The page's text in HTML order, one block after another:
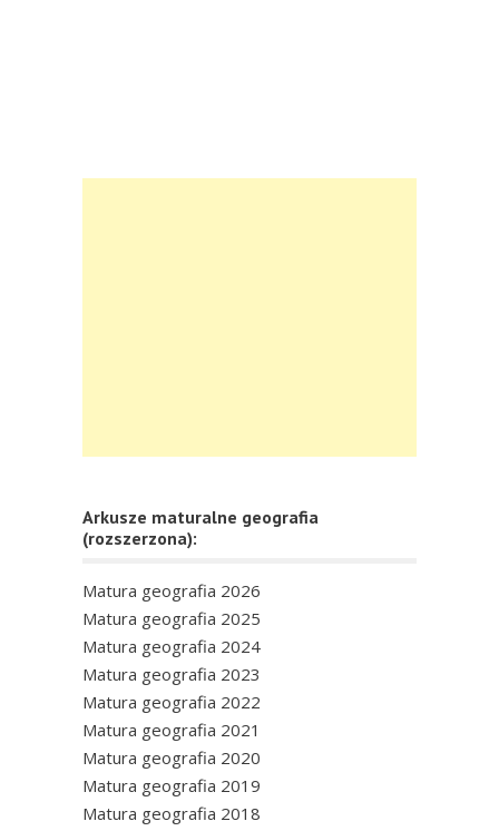
Arkusze maturalne geografia
(rozszerzona):
Matura geografia 2026
Matura geografia 2025
Matura geografia 2024
Matura geografia 2023
Matura geografia 2022
Matura geografia 2021
Matura geografia 2020
Matura geografia 2019
Matura geografia 2018